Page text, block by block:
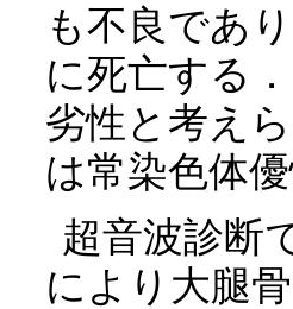
も不良であ
に死亡する
劣性と考え
は常染色体
超音波診断
により大腿